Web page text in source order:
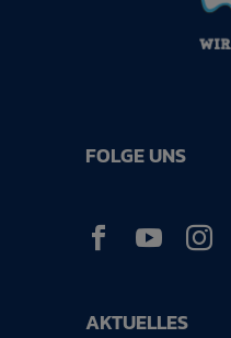
AKTUELLES
FOLGE UNS
  